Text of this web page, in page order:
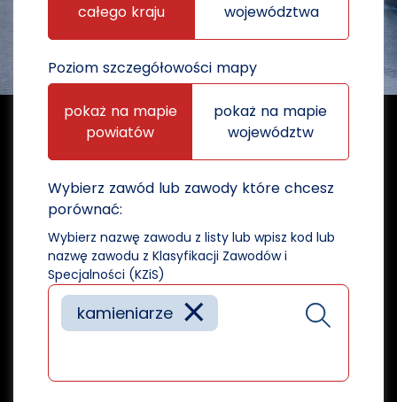
całego kraju województwa
Poziom szczegółowości mapy
pokaż na mapie
powiatów
pokaż na mapie
województw
Wybierz zawód lub zawody które chcesz
porównać:
Wybierz nazwę zawodu z listy lub wpisz kod lub
nazwę zawodu z Klasyfikacji Zawodów i
Specjalności (KZiS)
×
kamieniarze